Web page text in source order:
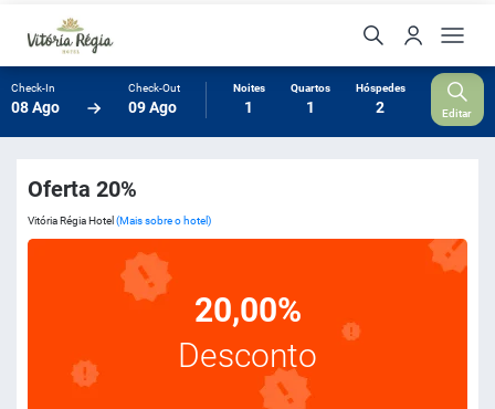
Check-In
08 Ago
Check-Out
09 Ago
Noites
1
Quartos
1
Hóspedes
2 Editar
Oferta 20%
Vitória Régia Hotel (Mais sobre o hotel)
20,00%
Desconto